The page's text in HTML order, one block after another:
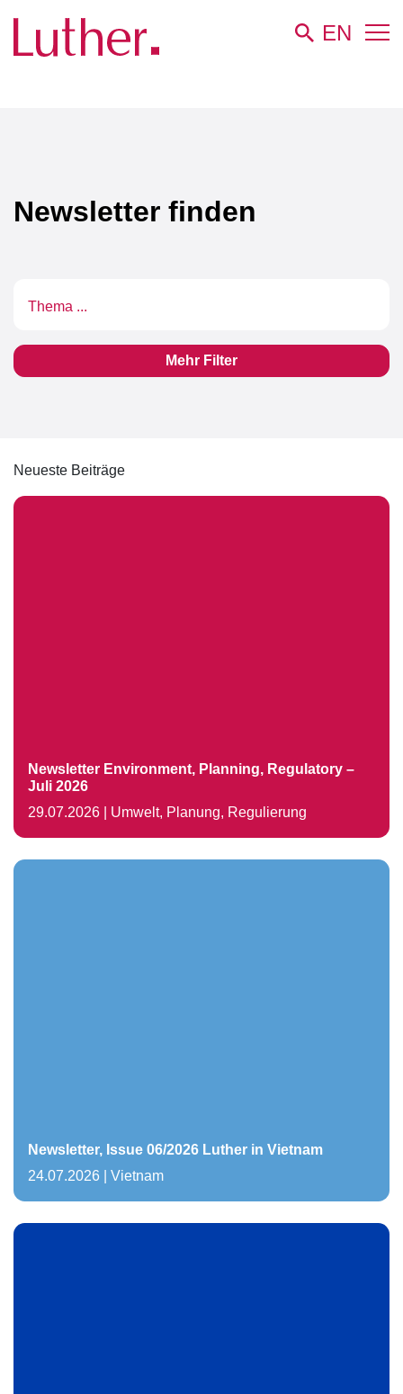
EN
Newsroom
Newsletter finden
Mehr Filter
Neueste Beiträge
Newsletter Environment, Planning, Regulatory –
Juli 2026
29.07.2026
Umwelt, Planung, Regulierung
Newsletter, Issue 06/2026 Luther in Vietnam
24.07.2026
Vietnam